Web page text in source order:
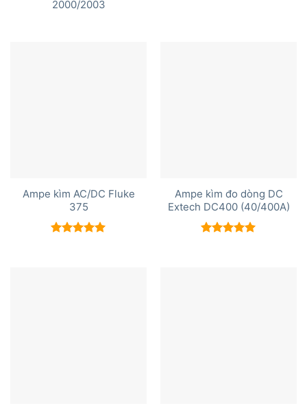
2000/2003
Ampe kìm AC/DC Fluke
375
Ampe kìm đo dòng DC
Extech DC400 (40/400A)